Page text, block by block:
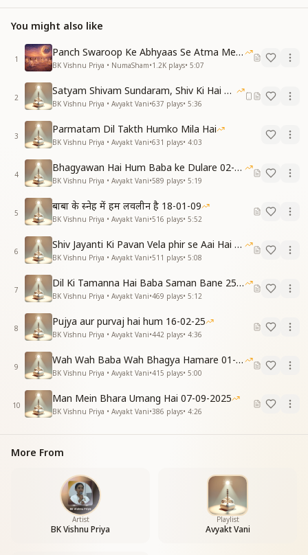
संगमयुग की यह राजनीति है स्वराज्य अधिकारी
स्थूल और सूक्ष्म कर्मेंद्रियां भी हो आज्ञाकारी
रचना अपनी ही वश में
रचना अपनी ही वश में मन बुद्धि संस्कार
भविष्य विश्व राज्य का आधार
भविष्य विश्व राज्य का आधार
हो हो
संगमयुग का स्वराज्य
हम जानकर ये राज
हम जानकर ये राज
पाए स्वराज्य का अधिकार
भविष्य विश्व राज्य का आधार
भविष्य विश्व राज्य का आधार
हो हो
संगमयुग का स्वराज्य
सबसे बडा है बादशाह बेफिकर बादशाह
बेगमपुरके ये स्वराज्यमें सुख बड़ा है अथाह
रूहानी नशा सदा ही
रूहानी नशा सदा ही मिला है बाबा से उपहार
भविष्य विश्व राज्य का आधार
भविष्य विश्व राज्य का आधार
हो हो
संगमयुग का स्वराज्य
हम जानकर ये राज
हम जानकर ये राज
पाए स्वराज्य का अधिकार
भविष्य विश्व राज्य का आधार
संगमयुग का स्वराज्य
भगवान के हम राजा बच्चे राजयोगी महान
परमात्म मिलन की मौज में रहना ही हमारा काम
रूह का तिलक सेवा का ताज अकालतख्तपर हो विराज
यही अपना श्रृंगार
You might also like
1
Panch Swaroop Ke Abhyaas Se Atma Mein Shakti
BK Vishnu Priya • NumaSham•1.2K plays• 5:07
2
Satyam Shivam Sundaram, Shiv Ki Hai Hum Santan 09-11-2025
BK Vishnu Priya • Avyakt Vani•637 plays• 5:36
3
Parmatam Dil Takth Humko Mila Hai
BK Vishnu Priya • Avyakt Vani•631 plays• 4:03
4
Bhagyawan Hai Hum Baba ke Dulare 02-03-2025
BK Vishnu Priya • Avyakt Vani•589 plays• 5:19
5
बाबा के स्नेह में हम लवलीन है 18-01-09
BK Vishnu Priya • Avyakt Vani•516 plays• 5:52
6
Shiv Jayanti Ki Pavan Vela phir se Aai Hai 23-02-2025
BK Vishnu Priya • Avyakt Vani•511 plays• 5:08
7
Dil Ki Tamanna Hai Baba Saman Bane 25-01-2026
BK Vishnu Priya • Avyakt Vani•469 plays• 5:12
8
Pujya aur purvaj hai hum 16-02-25
BK Vishnu Priya • Avyakt Vani•442 plays• 4:36
9
Wah Wah Baba Wah Bhagya Hamare 01-02-2026
BK Vishnu Priya • Avyakt Vani•415 plays• 5:00
10
Man Mein Bhara Umang Hai 07-09-2025
BK Vishnu Priya • Avyakt Vani•386 plays• 4:26
More From
Artist
BK Vishnu Priya
Playlist
Avyakt Vani